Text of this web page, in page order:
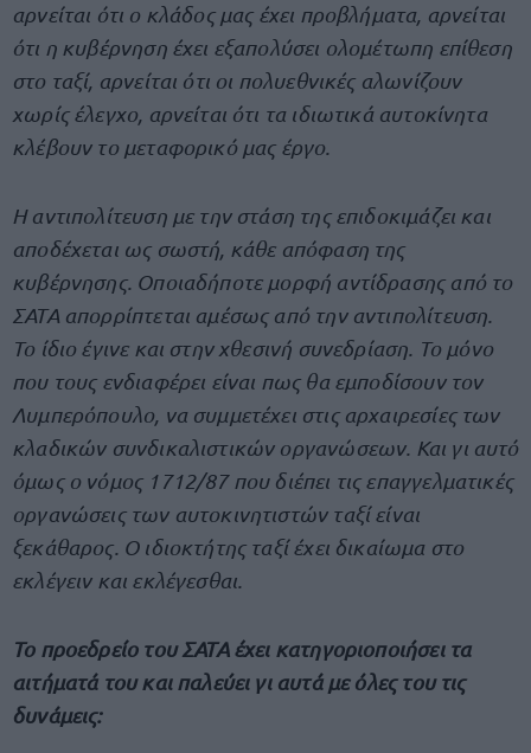
αρνείται ότι ο κλάδος μας έχει προβλήματα, αρνείται
ότι η κυβέρνηση έχει εξαπολύσει ολομέτωπη επίθεση
στο ταξί, αρνείται ότι οι πολυεθνικές αλωνίζουν
χωρίς έλεγχο, αρνείται ότι τα ιδιωτικά αυτοκίνητα
κλέβουν το μεταφορικό μας έργο.
Η αντιπολίτευση με την στάση της επιδοκιμάζει και
αποδέχεται ως σωστή, κάθε απόφαση της
κυβέρνησης. Οποιαδήποτε μορφή αντίδρασης από το
ΣΑΤΑ απορρίπτεται αμέσως από την αντιπολίτευση.
Το ίδιο έγινε και στην χθεσινή συνεδρίαση. Το μόνο
που τους ενδιαφέρει είναι πως θα εμποδίσουν τον
Λυμπερόπουλο, να συμμετέχει στις αρχαιρεσίες των
κλαδικών συνδικαλιστικών οργανώσεων. Και γι αυτό
όμως ο νόμος 1712/87 που διέπει τις επαγγελματικές
οργανώσεις των αυτοκινητιστών ταξί είναι
ξεκάθαρος. Ο ιδιοκτήτης ταξί έχει δικαίωμα στο
εκλέγειν και εκλέγεσθαι.
Το προεδρείο του ΣΑΤΑ έχει κατηγοριοποιήσει τα
αιτήματά του και παλεύει γι αυτά με όλες του τις
δυνάμεις: